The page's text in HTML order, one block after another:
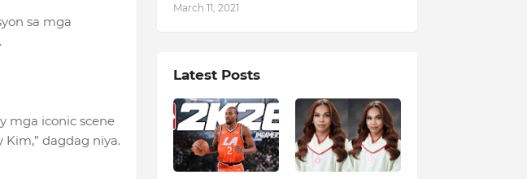
sa mga
mga iconic scene
dagdag niya.
March 11, 2021
Latest Posts